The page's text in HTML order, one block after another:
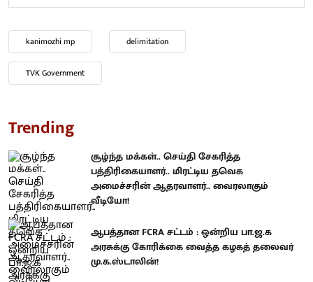
kanimozhi mp delimitation
TVK Government
Trending
சூழ்ந்த மக்கள்.. செய்தி சேகரித்த
பத்திரிகையாளர்.. மிரட்டிய தவெக
அமைச்சரின் ஆதரவாளர்.. வைரலாகும்
வீடியோ!
ஆபத்தான FCRA சட்டம் : ஒன்றிய பா.ஜ.க
அரசுக்கு கோரிக்கை வைத்த கழகத் தலைவர்
மு.க.ஸ்டாலின்!